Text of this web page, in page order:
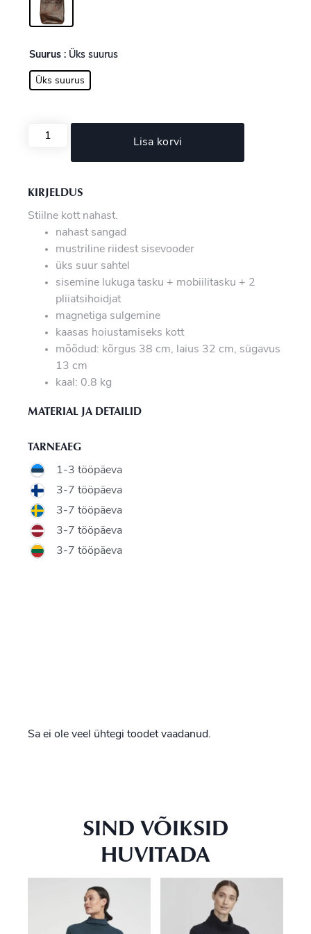
Suurus : Üks suurus
Üks suurus
Lisa korvi
KIRJELDUS
Stiilne kott nahast.
nahast sangad
mustriline riidest sisevooder
üks suur sahtel
sisemine lukuga tasku + mobiilitasku + 2
pliiatsihoidjat
magnetiga sulgemine
kaasas hoiustamiseks kott
mõõdud: kõrgus 38 cm, laius 32 cm, sügavus
13 cm
kaal: 0.8 kg
MATERIAL JA DETAILID
TARNEAEG
1-3 tööpäeva
3-7 tööpäeva
3-7 tööpäeva
3-7 tööpäeva
3-7 tööpäeva
Sa ei ole veel ühtegi toodet vaadanud.
SIND VÕIKSID
HUVITADA